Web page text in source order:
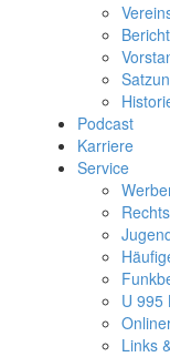
Podcast
Karriere
Service
U 995
Links